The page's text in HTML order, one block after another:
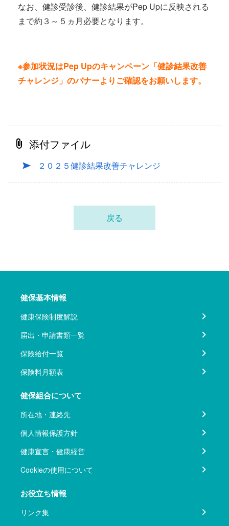
なお、健診受診後、健診結果がPep Upに反映される
まで約３～５ヵ月必要となります。
※参加状況はPep Upのキャンペーン「健診結果改善
チャレンジ」のバナーよりご確認をお願いします。
添付ファイル
２０２５健診結果改善チャレンジ
戻る
健保基本情報
健康保険制度解説
届出・申請書類一覧
保険給付一覧
保険料月額表
健保組合について
所在地・連絡先
個人情報保護方針
健康宣言・健康経営
Cookieの使用について
お役立ち情報
リンク集